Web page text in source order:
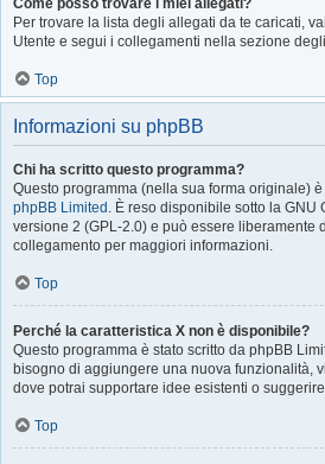
Come posso trovare i miei allegati?
Per trovare la lista degli allegati da te caricati,
Utente e segui i collegamenti nella sezione
Top
Informazioni su phpBB
Chi ha scritto questo programma?
Questo programma (nella sua forma originale)
phpBB Limited . È reso disponibile sotto la GNU
versione 2 (GPL-2.0) e può essere liberamente
collegamento per maggiori informazioni.
Top
Perché la caratteristica X non è disponibile?
Questo programma è stato scritto da phpBB
bisogno di aggiungere una nuova funzionalità,
dove potrai supportare idee esistenti o
Top